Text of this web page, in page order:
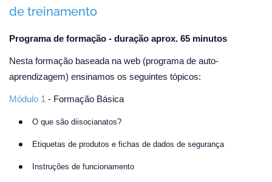
de treinamento
Programa de formação - duração aprox. 65 minutos
Nesta formação baseada na web (programa de auto-
aprendizagem) ensinamos os seguintes tópicos:
Módulo 1 - Formação Básica
O que são diisocianatos?
Etiquetas de produtos e fichas de dados de segurança
Instruções de funcionamento